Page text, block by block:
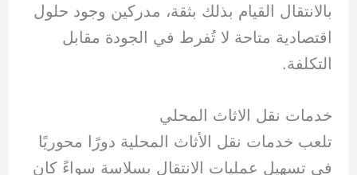
بالانتقال القيام بذلك بثقة، مدركين وجود حلول
اقتصادية متاحة لا تُفرط في الجودة مقابل
التكلفة.
خدمات نقل الاثاث المحلي
تلعب خدمات نقل الأثاث المحلية دورًا محوريًا
في تسهيل عمليات الانتقال بسلاسة سواءً كان